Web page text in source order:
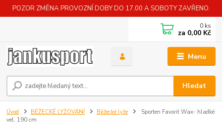
POZOR ZMĚNA PROVOZNÍ DOBY DO 17,00 A SOBOTY ZAVŘENO.
Menu
Hledat
0 ks
za 0,00 Kč
Úvod BĚŽECKÉ LYŽOVÁNÍ Běžecké lyže
Sporten Favorit Wax- hladké
vel. 190 cm